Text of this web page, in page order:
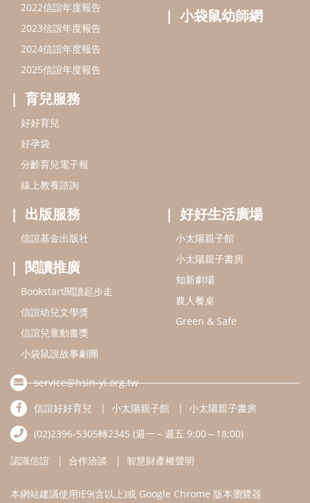
2022信誼年度報告
2023信誼年度報告
2024信誼年度報告
2025信誼年度報告
育兒服務
好好育兒
好孕袋
分齡育兒電子報
線上教養諮詢
小袋鼠幼師網
出版服務
信誼基金出版社
閱讀推廣
Bookstart閱讀起步走
信誼幼兒文學獎
信誼兒童動畫獎
小袋鼠說故事劇團
好好生活廣場
小太陽親子館
小太陽親子書房
知新劇場
農人餐桌
Green & Safe
service@hsin-yi.org.tw
信誼好好育兒
小太陽親子館
小太陽親子書房
(02)2396-5305轉2345 (週一～週五 9:00～18:00)
認識信誼 合作洽談 智慧財產權聲明
本網站建議使用IE9(含以上)或 Google Chrome 版本瀏覽器